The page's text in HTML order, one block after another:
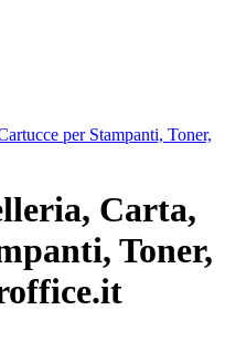
per Stampanti, Toner,
Carta,
Toner,